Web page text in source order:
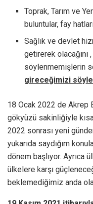
Toprak, Tarım ve
buluntular, fay
Sağlık ve devlet
getirerek olacağını
söylenmemişlerin
gireceğimizi
18 Ocak 2022 de Akrep
gökyüzü sakinliğiyle
2022 sonrası yeni
yukarıda saydığım
dönem başlıyor. Ayrıca
ülkelere karşı
beklemediğimiz anda